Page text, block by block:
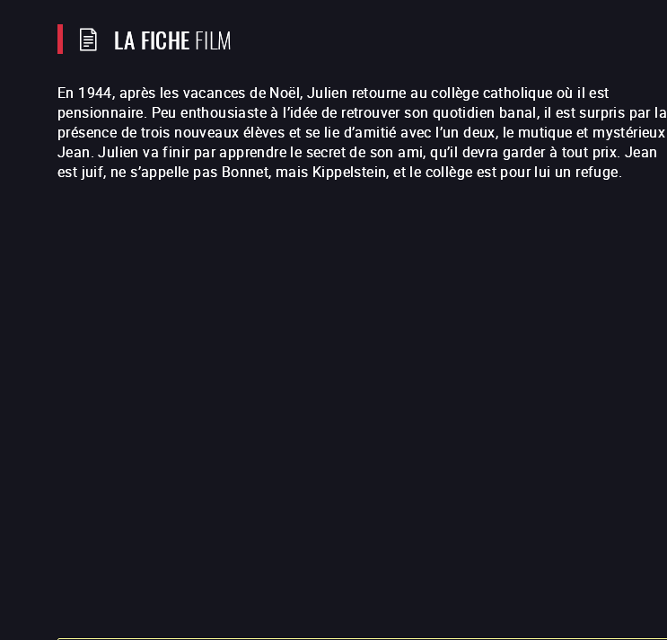
LA FICHEFILM
En 1944, après les vacances de Noël, Julien retourne au collège catholique où il est
pensionnaire. Peu enthousiaste à l’idée de retrouver son quotidien banal, il est surpris par la
présence de trois nouveaux élèves et se lie d’amitié avec l’un deux, le mutique et mystérieux
Jean. Julien va finir par apprendre le secret de son ami, qu’il devra garder à tout prix. Jean
est juif, ne s’appelle pas Bonnet, mais Kippelstein, et le collège est pour lui un refuge.